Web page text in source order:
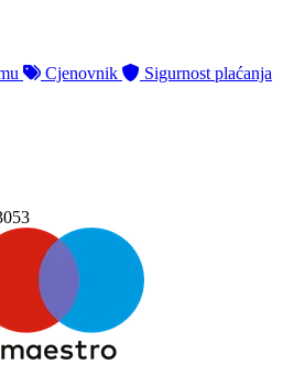
Cjenovnik Sigurnost plaćanja